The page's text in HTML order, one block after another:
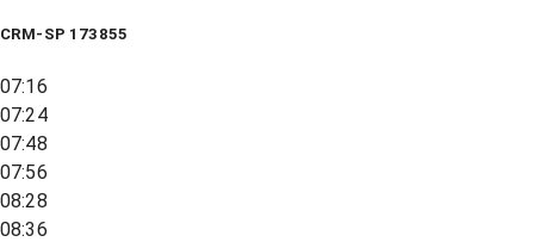
CRM-SP 173855
07:16
07:24
07:48
07:56
08:28
08:36